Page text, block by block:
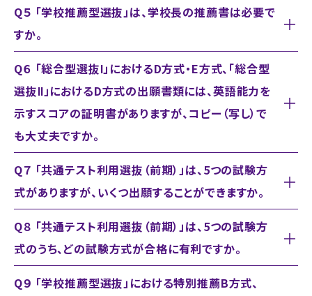
Q５ 「学校推薦型選抜」は、学校長の推薦書は必要で
すか。
Q６ 「総合型選抜Ⅰ」におけるD方式・E方式、「総合型
選抜Ⅱ」におけるD方式の出願書類には、英語能力を
示すスコアの証明書がありますが、コピー（写し）で
も大丈夫ですか。
Q７ 「共通テスト利用選抜（前期）」は、5つの試験方
式がありますが、いくつ出願することができますか。
Q８ 「共通テスト利用選抜（前期）」は、5つの試験方
式のうち、どの試験方式が合格に有利ですか。
Q９ 「学校推薦型選抜」における特別推薦B方式、